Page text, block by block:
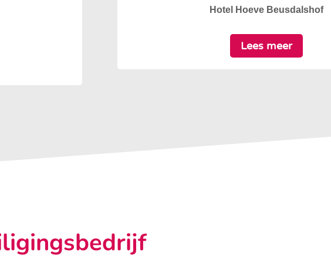
Hotel Hoeve Beusdalshof
Lees meer